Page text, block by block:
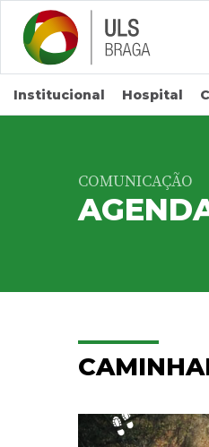
Saltar para conteúdo principal
Institucional Hospital
COMUNICAÇÃO